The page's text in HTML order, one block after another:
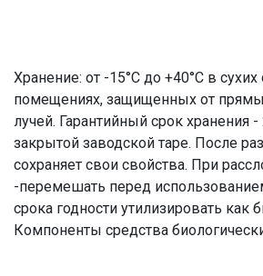
Хранение: от -15°С до +40°С в сухих
помещениях, защищенных от
лучей. Гарантийный срок хранения
закрытой заводской таре. После
сохраняет свои свойства. При
-перемешать перед
срока годности утилизировать как
Компоненты средства